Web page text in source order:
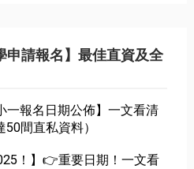
申請報名】最佳直資及全
一報名日期公佈】一文看清
間直私資料）
！】👉重要日期！一文看